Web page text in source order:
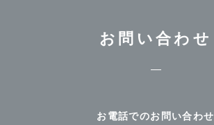
お問い合わせ
お電話でのお問い合わせ